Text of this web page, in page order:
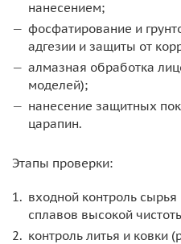
нанесением;
фосфатирование и
адгезии и защиты от
алмазная обработка
моделей);
нанесение защитных
царапин.
Этапы проверки:
входной контроль
сплавов высокой
контроль литья и ковки